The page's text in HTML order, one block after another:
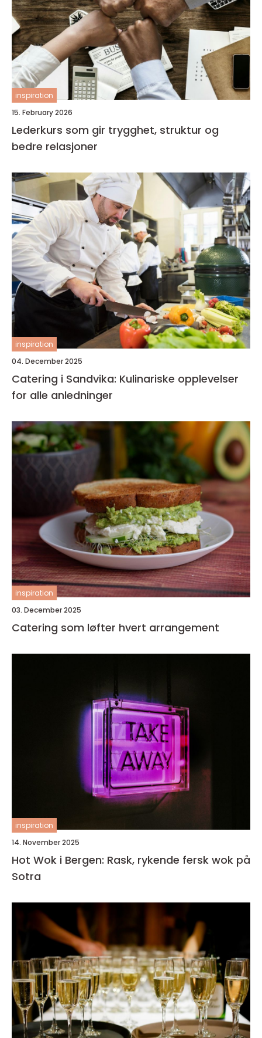
inspiration
15. February 2026
Lederkurs som gir trygghet, struktur og
bedre relasjoner
inspiration
04. December 2025
Catering i Sandvika: Kulinariske opplevelser
for alle anledninger
inspiration
03. December 2025
Catering som løfter hvert arrangement
inspiration
14. November 2025
Hot Wok i Bergen: Rask, rykende fersk wok på
Sotra